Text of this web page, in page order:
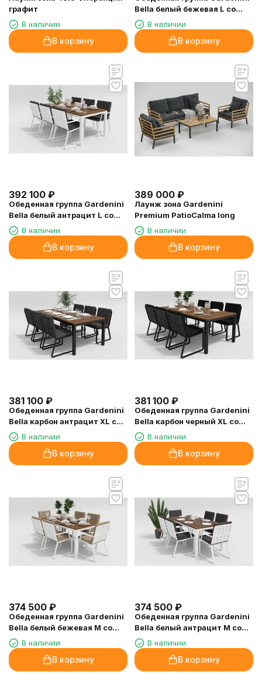
графит
В наличии
В корзину
Bella белый бежевая L со
стульями Voglie
В наличии
В корзину
392 100 ₽
Обеденная группа Gardenini
Bella белый антрацит L со
стульями Voglie
В наличии
В корзину
389 000 ₽
Лаунж зона Gardenini
Premium PatioCalma long
В наличии
В корзину
381 100 ₽
Обеденная группа Gardenini
Bella карбон антрацит XL со
стульями Voglie
В наличии
В корзину
381 100 ₽
Обеденная группа Gardenini
Bella карбон черный XL со
стульями Voglie
В наличии
В корзину
374 500 ₽
Обеденная группа Gardenini
Bella белый бежевая M со
стульями Voglie
В наличии
В корзину
374 500 ₽
Обеденная группа Gardenini
Bella белый антрацит M со
стульями Voglie
В наличии
В корзину